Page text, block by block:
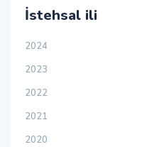
İstehsal ili
2024
2023
2022
2021
2020